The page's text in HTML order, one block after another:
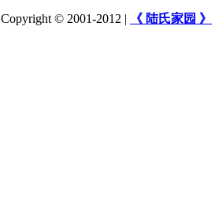
Copyright © 2001-2012 | 《 陆氏家园 》